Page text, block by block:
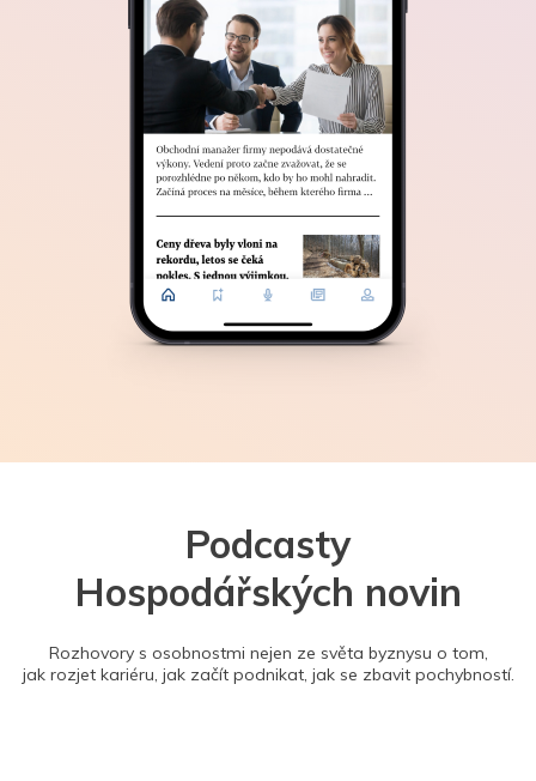
Podcasty
Hospodářských novin
Rozhovory s osobnostmi nejen ze světa byznysu o tom,
jak rozjet kariéru, jak začít podnikat, jak se zbavit pochybností.